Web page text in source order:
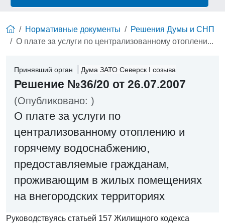
Нормативные документы
Решения Думы и СНП
О плате за услуги по централизованному отоплени...
Принявший орган Дума ЗАТО Северск I созыва
Решение №36/20 от 26.07.2007
(Опубликовано: )
О плате за услуги по
централизованному отоплению и
горячему водоснабжению,
предоставляемые гражданам,
проживающим в жилых помещениях
на внегородских территориях
Руководствуясь статьей 157 Жилищного кодекса